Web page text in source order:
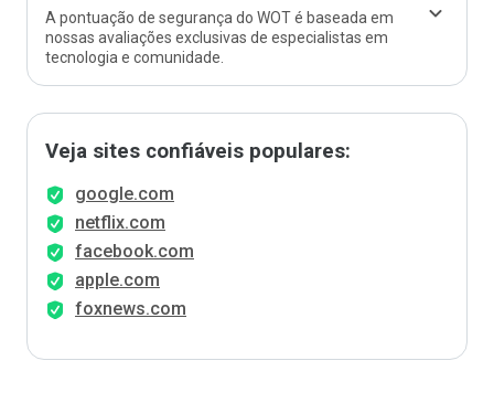
A pontuação de segurança do WOT é baseada em
nossas avaliações exclusivas de especialistas em
tecnologia e comunidade.
Veja sites confiáveis populares:
google.com
netflix.com
facebook.com
apple.com
foxnews.com